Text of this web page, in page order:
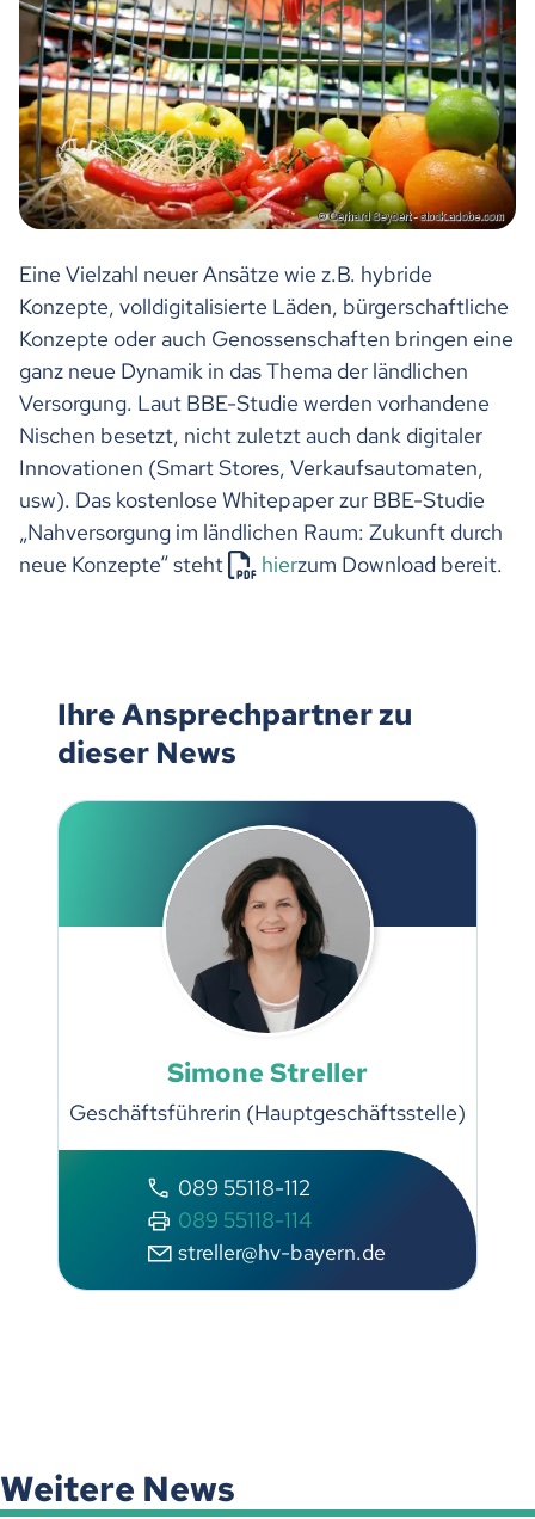
Eine Vielzahl neuer Ansätze wie z.B. hybride
Konzepte, volldigitalisierte Läden, bürgerschaftliche
Konzepte oder auch Genossenschaften bringen eine
ganz neue Dynamik in das Thema der ländlichen
Versorgung. Laut BBE-Studie werden vorhandene
Nischen besetzt, nicht zuletzt auch dank digitaler
Innovationen (Smart Stores, Verkaufsautomaten,
usw). Das kostenlose Whitepaper zur BBE-Studie
„Nahversorgung im ländlichen Raum: Zukunft durch
neue Konzepte“ steht
hierzum Download bereit.
Ihre Ansprechpartner zu
dieser News
Simone Streller
Geschäftsführerin (Hauptgeschäftsstelle)
089 55118-112
089 55118-114
streller@hv-bayern.de
Weitere News